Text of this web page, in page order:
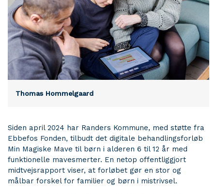
Thomas Hommelgaard
Siden april 2024 har Randers Kommune, med støtte fra
Ebbefos Fonden, tilbudt det digitale behandlingsforløb
Min Magiske Mave til børn i alderen 6 til 12 år med
funktionelle mavesmerter. En netop offentliggjort
midtvejsrapport viser, at forløbet gør en stor og
målbar forskel for familier og børn i mistrivsel.